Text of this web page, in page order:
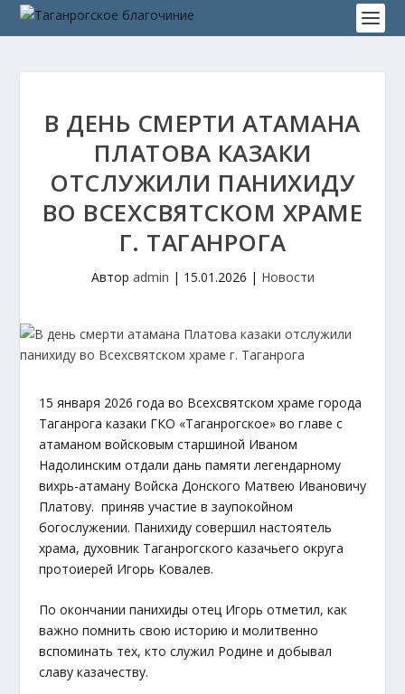
В ДЕНЬ СМЕРТИ АТАМАНА
ПЛАТОВА КАЗАКИ
ОТСЛУЖИЛИ ПАНИХИДУ
ВО ВСЕХСВЯТСКОМ ХРАМЕ
Г. ТАГАНРОГА
Автор admin | 15.01.2026 | Новости
15 января 2026 года во Всехсвятском храме города
Таганрога казаки ГКО «Таганрогское» во главе с
атаманом войсковым старшиной Иваном
Надолинским отдали дань памяти легендарному
вихрь-атаману Войска Донского Матвею Ивановичу
Платову. приняв участие в заупокойном
богослужении. Панихиду совершил настоятель
храма, духовник Таганрогского казачьего округа
протоиерей Игорь Ковалев.
По окончании панихиды отец Игорь отметил, как
важно помнить свою историю и молитвенно
вспоминать тех, кто служил Родине и добывал
славу казачеству.